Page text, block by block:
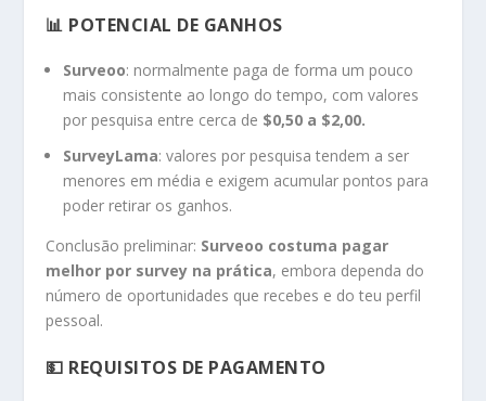
📊 POTENCIAL DE GANHOS
Surveoo: normalmente paga de forma um pouco
mais consistente ao longo do tempo, com valores
por pesquisa entre cerca de $0,50 a $2,00.
SurveyLama: valores por pesquisa tendem a ser
menores em média e exigem acumular pontos para
poder retirar os ganhos.
Conclusão preliminar: Surveoo costuma pagar
melhor por survey na prática, embora dependa do
número de oportunidades que recebes e do teu perfil
pessoal.
💵 REQUISITOS DE PAGAMENTO